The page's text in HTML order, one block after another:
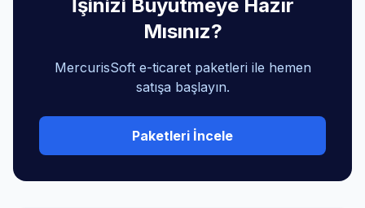
İşinizi Büyütmeye Hazır
Mısınız?
MercurisSoft e-ticaret paketleri ile hemen
satışa başlayın.
Paketleri İncele